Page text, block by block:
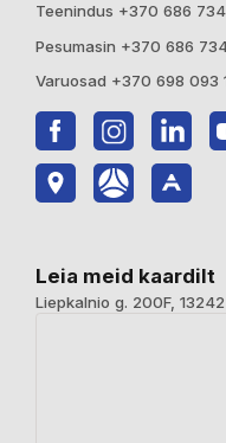
Teenindus +370 686
Pesumasin +370 686
Varuosad +370 698 093
Leia meid kaardilt
Liepkalnio g. 200F,